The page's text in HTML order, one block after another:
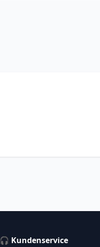
🎧 Kundenservice